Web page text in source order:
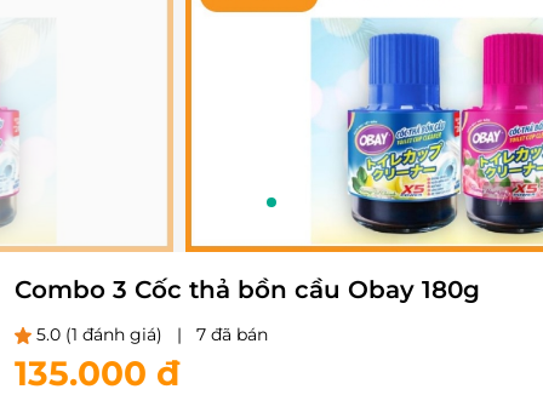
1/1
Combo 3 Cốc thả bồn cầu Obay 180g
5.0 (1 đánh giá) | 7 đã bán
135.000 đ